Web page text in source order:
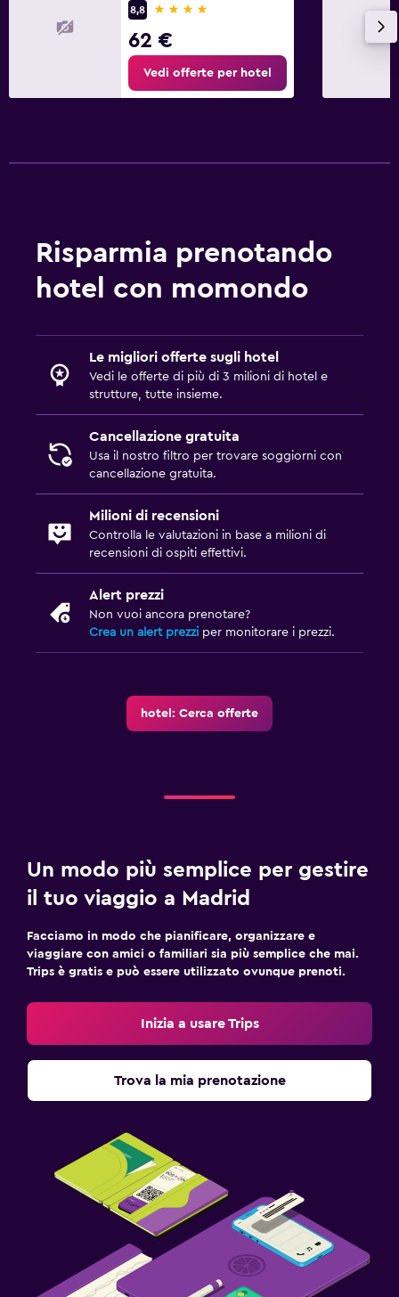
8,8
4 stelle
62 €
Vedi offerte per hotel
Risparmia prenotando
hotel con momondo
Le migliori offerte sugli hotel
Vedi le offerte di più di 3 milioni di hotel e
strutture, tutte insieme.
Cancellazione gratuita
Usa il nostro filtro per trovare soggiorni con
cancellazione gratuita.
Milioni di recensioni
Controlla le valutazioni in base a milioni di
recensioni di ospiti effettivi.
Alert prezzi
Non vuoi ancora prenotare?
Crea un alert prezzi per monitorare i prezzi.
hotel: Cerca offerte
Un modo più semplice per gestire
il tuo viaggio a Madrid
Facciamo in modo che pianificare, organizzare e
viaggiare con amici o familiari sia più semplice che mai.
Trips è gratis e può essere utilizzato ovunque prenoti.
Inizia a usare Trips
Trova la mia prenotazione